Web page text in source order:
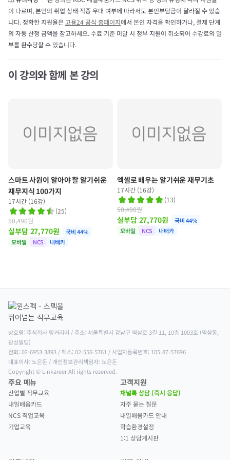
이 다르며, 본인의 취업 상태·직종 우대 여부에 따라서도 본인부담금이 달라질 수 있습
니다. 정확한 지원율은고용24 공식 홈페이지에서 본인 자격을 확인하거나, 결제 단계
의 자동 산정 금액을 참고하세요. 수료 기준 미달 시 정부 지원이 취소되어 수강료의 일
부를 환수당할 수 있습니다.
이 강의와 함께 본 강의
스마트 사원이 알아야 할 알기쉬운
재무지식 100가지
17시간 (16강)
(25)
50,490원
실부담 27,770원 국비44%
모바일
NCS 내배카
엑셀로 배우는 알기쉬운 재무기초
17시간 (16강)
(13)
50,490원
실부담 27,770원 국비44%
모바일
NCS 내배카
상호명: 주식회사 링커리어 / 주소: 서울특별시 강남구 역삼로 3길 11, 10층 1003호 (역삼동,
광성빌딩)
전화: 02-6953-3893 / 팩스: 02-556-5761 / 사업자등록번호: 105-87-57696
대표이사: 노은돈 / 개인정보관리책임자: 노은돈
Copyright © Linkareer All rights reserved.
주요 메뉴
산업별 직무교육
내일배움카드
NCS 직업교육
기업교육
고객지원
채널톡 상담 (즉시 응답)
자주 묻는 질문
내일배움카드 안내
학습환경설정
1:1 상담게시판